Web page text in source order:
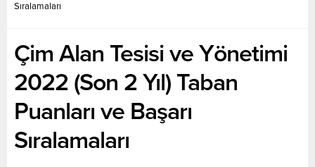
Sıralamaları
Çim Alan Tesisi ve Yönetimi
2022 (Son 2 Yıl) Taban
Puanları ve Başarı
Sıralamaları